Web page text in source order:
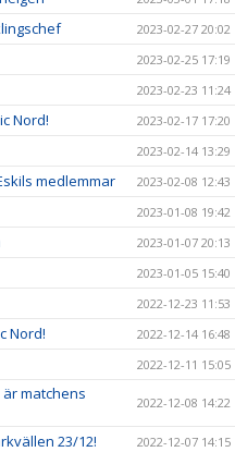
2023-02-27 20:02
2023-02-25 17:19
2023-02-23 11:24
Nord! 2023-02-17 17:20
2023-02-14 13:29
medlemmar 2023-02-08 12:43
2023-01-08 19:42
2023-01-07 20:13
2023-01-05 15:40
2022-12-23 11:53
Nord! 2022-12-14 16:48
2022-12-11 15:05
matchens
2022-12-08 14:22
23/12! 2022-12-07 14:15